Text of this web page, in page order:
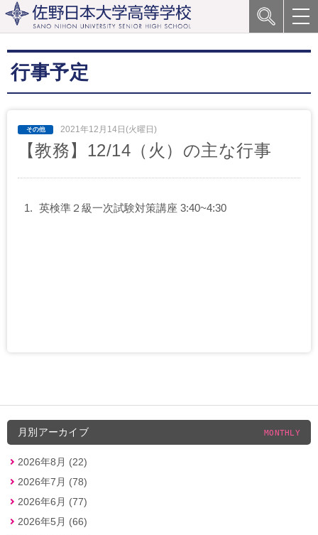
行事予定
2021年12月14日(火曜日)
【教務】12/14（火）の主な行事
英検準２級一次試験対策講座 3:40~4:30
月別アーカイブ MONTHLY
2026年8月 (22)
2026年7月 (78)
2026年6月 (77)
2026年5月 (66)